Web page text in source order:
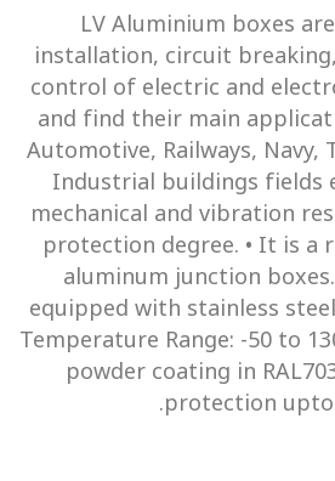
LV Aluminium boxes
installation, circuit
control of electric and
and find their main
Automotive, Railways, Navy,
Industrial buildings fields
mechanical and vibration
protection degree. • It is a
aluminum junction
equipped with stainless
Temperature Range: -50 to
powder coating in
protection upto